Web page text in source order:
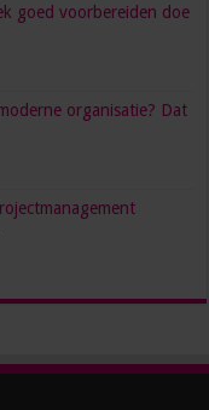
goed voorbereiden doe
organisatie? Dat